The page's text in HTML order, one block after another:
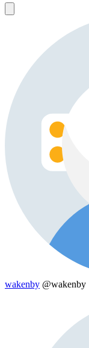
wakenby @wakenby